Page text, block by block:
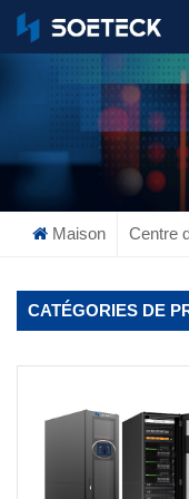
What
Maison Centre
CATÉGORIES DE